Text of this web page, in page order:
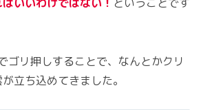
ゴリ押しすることで、なんとかクリ
立ち込めてきました。